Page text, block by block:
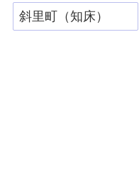
斜里町（知床）